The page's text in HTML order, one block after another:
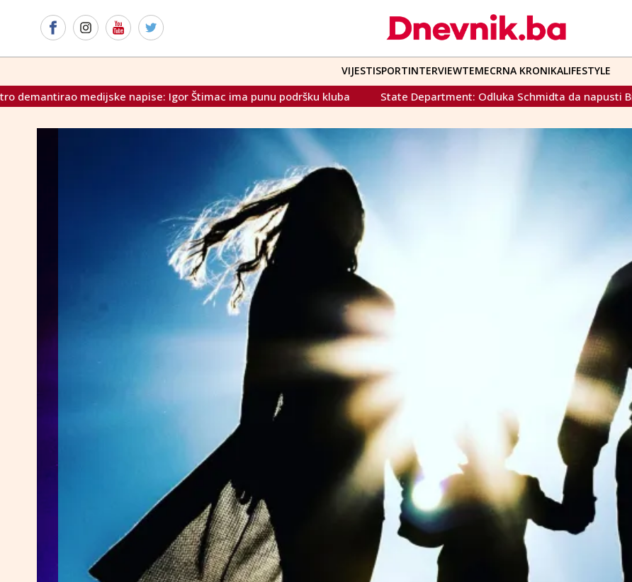
VIJESTISPORTINTERVIEWTEMECRNA KRONIKALIFESTYLE
Igor Štimac ima punu podršku kluba State Department: Odluka Schmidta da napusti BiH dolazi u pravo vrijeme